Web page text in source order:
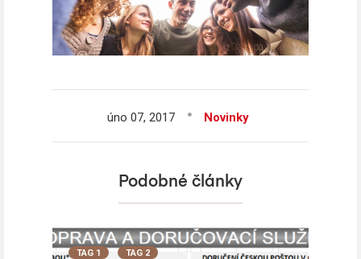
úno 07, 2017 Novinky
Podobné články
TAG 1 TAG 2